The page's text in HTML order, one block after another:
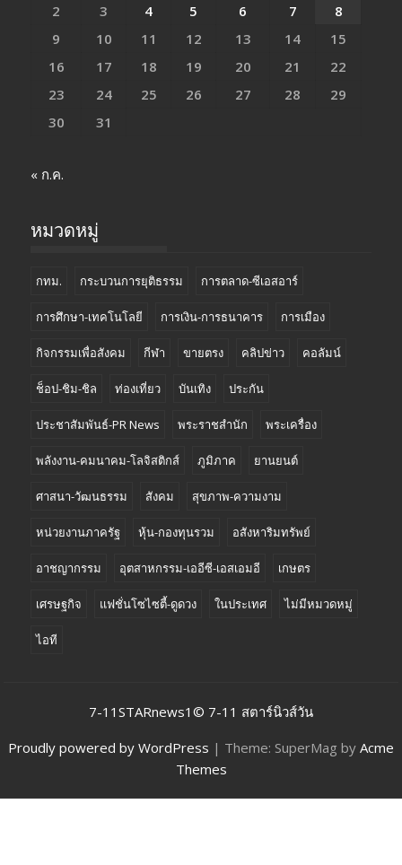
2
3 4 5 6 7
8
9
10 11 12 13 14
15
16
17 18 19 20 21
22
23
24 25 26 27 28
29
30
31
« ก.ค.
หมวดหมู่
กทม. กระบวนการยุติธรรม การตลาด-ซีเอสอาร์
การศึกษา-เทคโนโลยี การเงิน-การธนาคาร การเมือง
กิจกรรมเพื่อสังคม กีฬา ขายตรง คลิปข่าว คอลัมน์
ช็อป-ชิม-ชิล ท่องเที่ยว บันเทิง ประกัน
ประชาสัมพันธ์-PR News พระราชสำนัก พระเครื่อง
พลังงาน-คมนาคม-โลจิสติกส์ ภูมิภาค ยานยนต์
ศาสนา-วัฒนธรรม สังคม สุขภาพ-ความงาม
หน่วยงานภาครัฐ หุ้น-กองทุนรวม อสังหาริมทรัพย์
อาชญากรรม อุตสาหกรรม-เออีซี-เอสเอมอี เกษตร
เศรษฐกิจ แฟชั่นโซไซตี้-ดูดวง ในประเทศ ไม่มีหมวดหมู่
ไอที
7-11STARnews1© 7-11 สตาร์นิวส์วัน
Proudly powered by WordPress | Theme: SuperMag by Acme
Themes